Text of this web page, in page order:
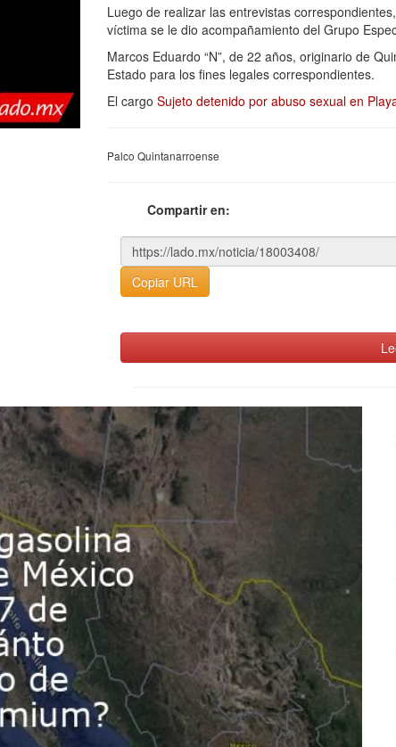
Luego de realizar las entrevistas
víctima se le dio acompañamiento del Grupo
Marcos Eduardo “N”, de 22 años, originario de
Estado para los fines legales correspondientes.
El cargo Sujeto detenido por abuso sexual en
Palco Quintanarroense
Compartir en:
Copiar URL